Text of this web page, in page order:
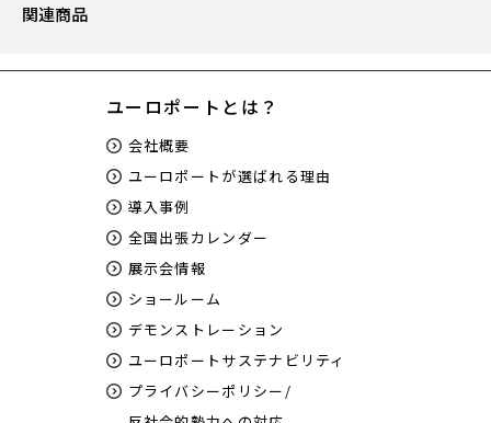
関連商品
ユーロポートとは？
会社概要
ユーロポートが選ばれる理由
導入事例
全国出張カレンダー
展示会情報
ショールーム
デモンストレーション
ユーロポートサステナビリティ
プライバシーポリシー/